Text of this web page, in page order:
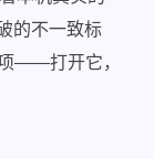
的不一致标
——打开它，